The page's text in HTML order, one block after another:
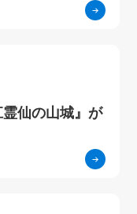
霊仙の山城』が